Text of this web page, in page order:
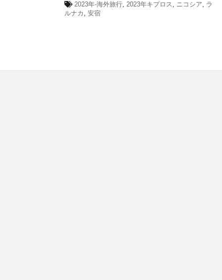
2023年-海外旅行, 2023年キプロス , ニコシア, ラ
ルナカ , 安宿